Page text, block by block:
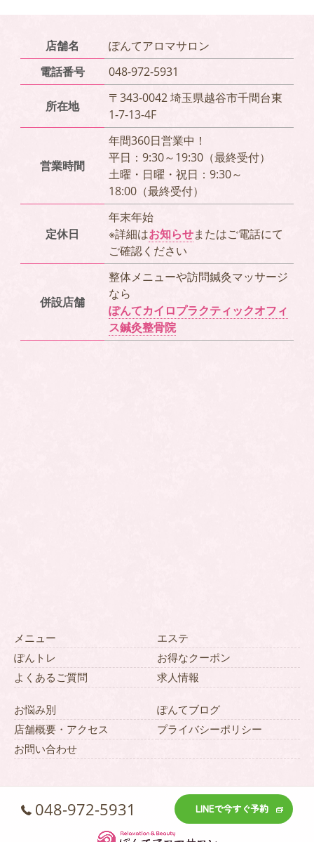
店舗名
ぽんてアロマサロン
電話番号
048-972-5931
所在地
〒343-0042 埼玉県越谷市千間台東
1-7-13-4F
営業時間
年間360日営業中！
平日：9:30～19:30（最終受付）
土曜・日曜・祝日：9:30～
18:00（最終受付）
定休日
年末年始
※詳細はお知らせまたはご電話にて
ご確認ください
併設店舗
整体メニューや訪問鍼灸マッサージ
なら
ぽんてカイロプラクティックオフィ
ス鍼灸整骨院
メニュー
エステ
ぽんトレ
お得なクーポン
よくあるご質問
求人情報
お悩み別
ぽんてブログ
店舗概要・アクセス
プライバシーポリシー
お問い合わせ
048-972-5931 LINEで今すぐ予約